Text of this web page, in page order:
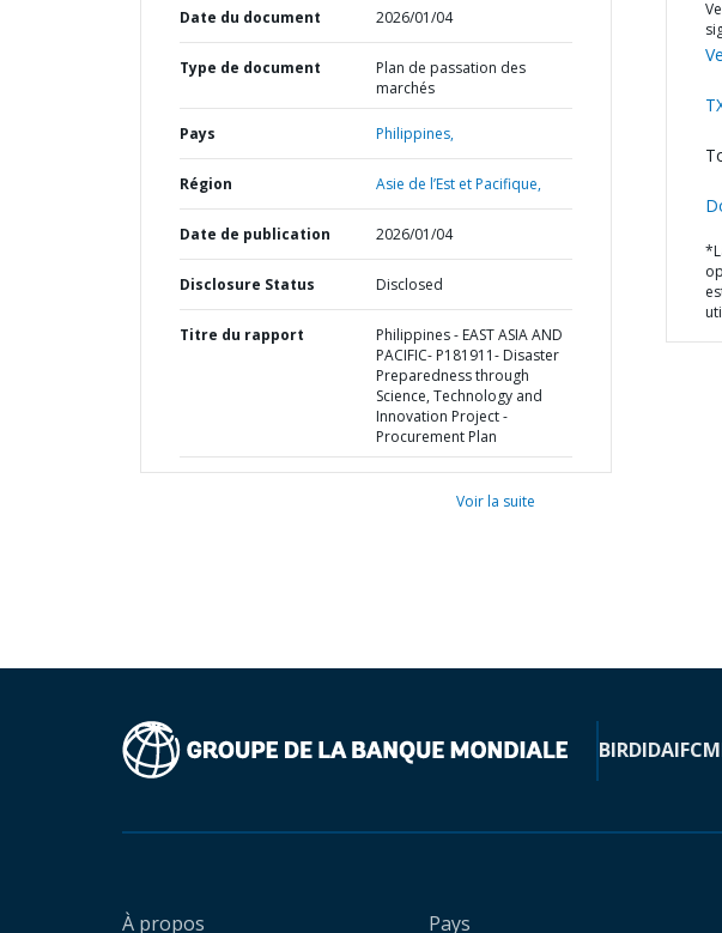
Date du document 2026/01/04
Type de document
Plan de passation des
marchés
Pays Philippines,
Région Asie de l’Est et Pacifique,
Date de publication 2026/01/04
Disclosure Status Disclosed
Titre du rapport
Philippines - EAST ASIA AND
PACIFIC- P181911- Disaster
Preparedness through
Science, Technology and
Innovation Project -
Procurement Plan
Voir la suite
BIRDIDAIFC
À propos Pays